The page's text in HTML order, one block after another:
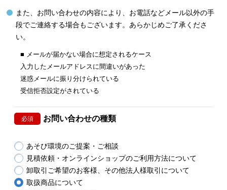
また、お問い合わせの内容により、お電話などメール以外の手
段でご連絡する場合もございます。あらかじめご了承くださ
い。
■ メールが届かない場合に想定されるケース
入力したメールアドレスに間違いがあった
迷惑メールに振り分けられている
受信拒否設定がされている
必須 お問い合わせの種類
あそび環境のご提案・ご相談
見積依頼・オンラインショップのご利用方法について
卸取引ご希望のお客様、その他法人様取引について
取扱商品について